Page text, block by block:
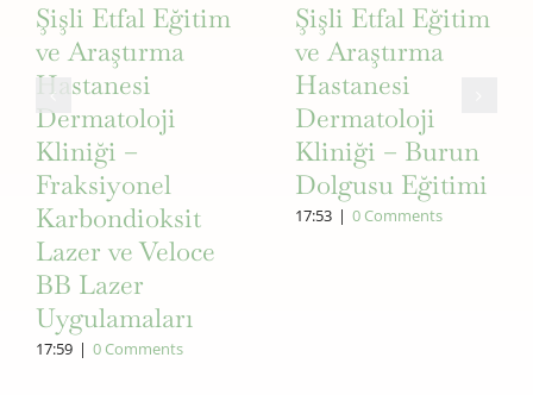
Şişli Etfal Eğitim
ve Araştırma
Hastanesi
Dermatoloji
Kliniği –
Fraksiyonel
Karbondioksit
Lazer ve Veloce
BB Lazer
Uygulamaları
17:59 | 0 Comments
Şişli Etfal Eğitim
ve Araştırma
Hastanesi
Dermatoloji
Kliniği – Burun
Dolgusu Eğitimi
17:53 | 0 Comments